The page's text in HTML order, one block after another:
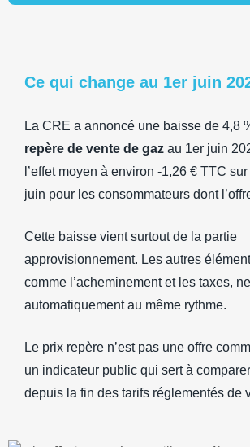
Ce qui change au 1er juin
La CRE a annoncé une baisse de 4,8
repère de vente de gaz au 1er juin
l’effet moyen à environ -1,26 € TTC
juin pour les consommateurs dont
Cette baisse vient surtout de la partie
approvisionnement. Les autres
comme l’acheminement et les taxes,
automatiquement au même rythme.
Le prix repère n’est pas une offre
un indicateur public qui sert à
depuis la fin des tarifs réglementés de